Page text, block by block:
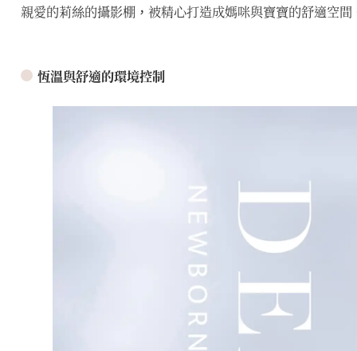
親愛的莉絲的攝影棚，被精心打造成媽咪與寶寶的舒適空
恆溫與舒適的環境控制